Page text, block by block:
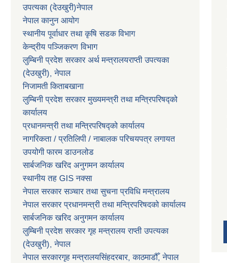
उपत्यका (देउखुरी)नेपाल
नेपाल कानुन आयोग
स्थानीय पूर्वाधार तथा कृषि सडक विभाग
केन्द्रीय पञ्जिकरण विभाग
लुम्बिनी प्रदेश सरकार अर्थ मन्त्रालयराप्ती उपत्यका
(देउखुरी), नेपाल
निजामती किताबखाना
लुम्बिनी प्रदेश सरकार मुख्यमन्त्री तथा मन्त्रिपरिषद्को
कार्यालय
प्रधानमन्त्री तथा मन्त्रिपरिषद्को कार्यालय
नागरिकता / प्रतिलिपी / नाबालक परिचयपत्र लगायत
उपयोगी फारम डाउनलोड
सार्बजनिक खरिद अनुगमन कार्यालय
स्थानीय तह GIS नक्सा
नेपाल सरकारसञ्चार तथा सुचना प्रविधि मन्त्रालय
नेपाल सरकार प्रधानमन्त्री तथा मन्त्रिपरिषदको कार्यालय
सार्बजनिक खरिद अनुगमन कार्यालय
लुम्बिनी प्रदेश सरकार गृह मन्त्रालय राप्ती उपत्यका
(देउखुरी), नेपाल
नेपाल सरकारगृह मन्त्रालयसिंहदरबार, काठमाडौँ, नेपाल